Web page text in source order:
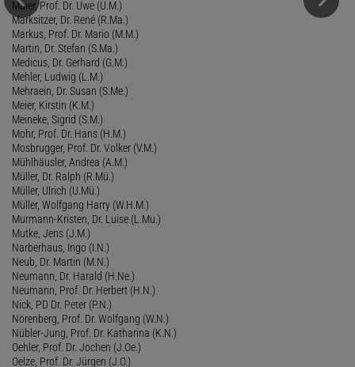
Maier, Prof. Dr. Uwe (U.M.)
Marksitzer, Dr. René (R.Ma.)
Markus, Prof. Dr. Mario (M.M.)
Martin, Dr. Stefan (S.Ma.)
Medicus, Dr. Gerhard (G.M.)
Mehler, Ludwig (L.M.)
Mehraein, Dr. Susan (S.Me.)
Meier, Kirstin (K.M.)
Meineke, Sigrid (S.M.)
Mohr, Prof. Dr. Hans (H.M.)
Mosbrugger, Prof. Dr. Volker (V.M.)
Mühlhäusler, Andrea (A.M.)
Müller, Dr. Ralph (R.Mü.)
Müller, Ulrich (U.Mü.)
Müller, Wolfgang Harry (W.H.M.)
Murmann-Kristen, Dr. Luise (L.Mu.)
Mutke, Jens (J.M.)
Narberhaus, Ingo (I.N.)
Neub, Dr. Martin (M.N.)
Neumann, Dr. Harald (H.Ne.)
Neumann, Prof. Dr. Herbert (H.N.)
Nick, PD Dr. Peter (P.N.)
Nörenberg, Prof. Dr. Wolfgang (W.N.)
Nübler-Jung, Prof. Dr. Katharina (K.N.)
Oehler, Prof. Dr. Jochen (J.Oe.)
Oelze, Prof. Dr. Jürgen (J.O.)